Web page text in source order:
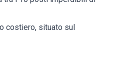
costiero, situato sul